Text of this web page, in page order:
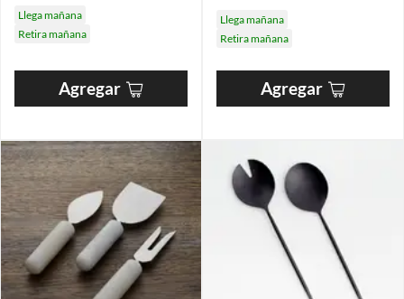
Llega mañana
Retira mañana
Agregar
Llega mañana
Retira mañana
Agregar